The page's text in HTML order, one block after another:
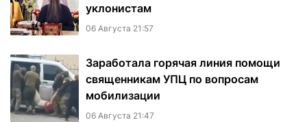
уклонистам
06 Августа 21:57
Заработала горячая линия помощи
священникам УПЦ по вопросам
мобилизации
06 Августа 21:47